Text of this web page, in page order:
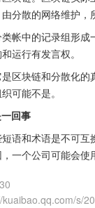
分散的网络维护，
帐中的记录组形
运行有发言权。
区块链和分散化
可能不是。
回事
语和术语是不可
一个公司可能会使
kuaibao.qq.com/s/